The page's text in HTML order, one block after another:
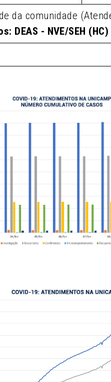
da comunidade
DEAS - NVE/SEH